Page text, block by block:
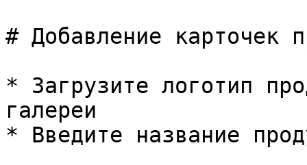
# Добавление карточек
* Загрузите логотип
галереи
* Введите название